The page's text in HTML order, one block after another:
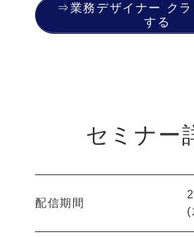
⇒業務デザイナー クラ
する
セミナー
配信期間
(